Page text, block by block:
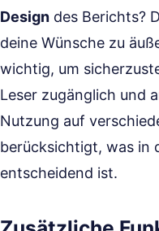
Design des Berichts?
deine Wünsche zu
wichtig, um
Leser zugänglich und
Nutzung auf
berücksichtigt, was in
entscheidend ist.